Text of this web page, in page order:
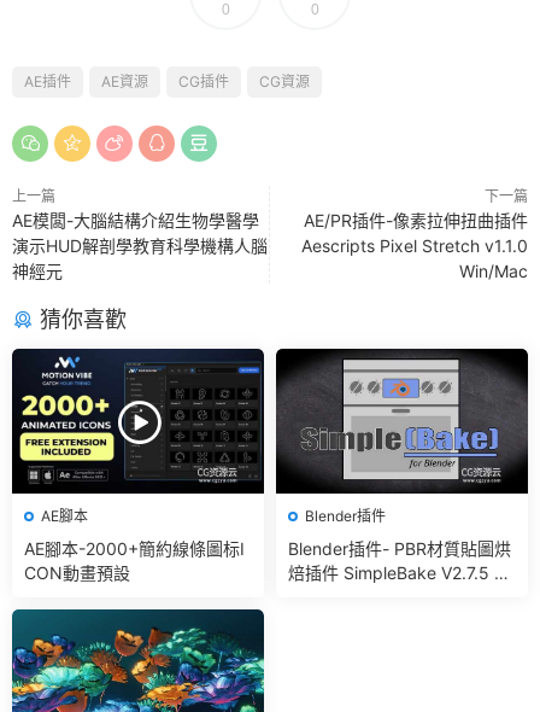
0 0
AE插件 AE資源 CG插件 CG資源
上一篇
AE模闆-大腦結構介紹生物學醫學
演示HUD解剖學教育科學機構人腦
神經元
下一篇
AE/PR插件-像素拉伸扭曲插件
Aescripts Pixel Stretch v1.1.0
Win/Mac
猜你喜歡
AE腳本
AE腳本-2000+簡約線條圖标I
CON動畫預設
Blender插件
Blender插件- PBR材質貼圖烘
焙插件 SimpleBake V2.7.5 –